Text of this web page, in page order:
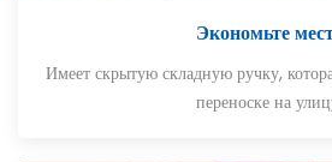
Экономьте
Имеет скрытую складную ручку,
переноске на